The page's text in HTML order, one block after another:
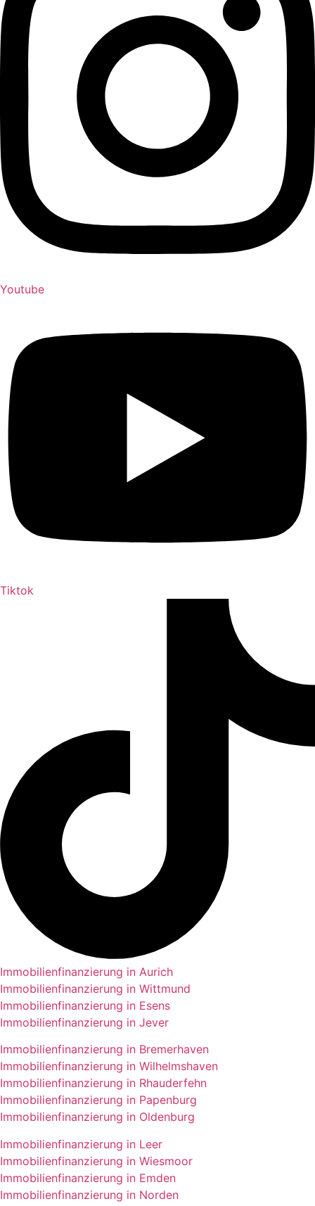
Youtube
Tiktok
Immobilienfinanzierung in Aurich
Immobilienfinanzierung in Wittmund
Immobilienfinanzierung in Esens
Immobilienfinanzierung in Jever
Immobilienfinanzierung in Bremerhaven
Immobilienfinanzierung in Wilhelmshaven
Immobilienfinanzierung in Rhauderfehn
Immobilienfinanzierung in Papenburg
Immobilienfinanzierung in Oldenburg
Immobilienfinanzierung in Leer
Immobilienfinanzierung in Wiesmoor
Immobilienfinanzierung in Emden
Immobilienfinanzierung in Norden